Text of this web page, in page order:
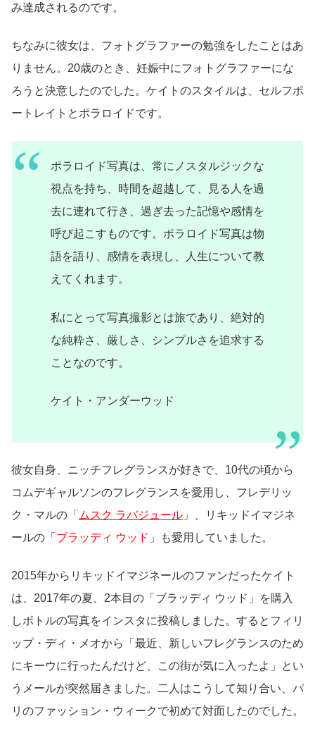
み達成されるのです。
ちなみに彼女は、フォトグラファーの勉強をしたことはあ
りません。20歳のとき、妊娠中にフォトグラファーにな
ろうと決意したのでした。ケイトのスタイルは、セルフポ
ートレイトとポラロイドです。
ポラロイド写真は、常にノスタルジックな
視点を持ち、時間を超越して、見る人を過
去に連れて行き、過ぎ去った記憶や感情を
呼び起こすものです。ポラロイド写真は物
語を語り、感情を表現し、人生について教
えてくれます。
私にとって写真撮影とは旅であり、絶対的
な純粋さ、厳しさ、シンプルさを追求する
ことなのです。
ケイト・アンダーウッド
彼女自身、ニッチフレグランスが好きで、10代の頃から
コムデギャルソンのフレグランスを愛用し、フレデリッ
ク・マルの「 ムスク ラバジュール 」、リキッドイマジネ
ールの「 ブラッディ ウッド 」も愛用していました。
2015年からリキッドイマジネールのファンだったケイト
は、2017年の夏、2本目の「ブラッディ ウッド」を購入
しボトルの写真をインスタに投稿しました。するとフィリ
ップ・ディ・メオから「最近、新しいフレグランスのため
にキーウに行ったんだけど、この街が気に入ったよ」とい
うメールが突然届きました。二人はこうして知り合い、パ
リのファッション・ウィークで初めて対面したのでした。